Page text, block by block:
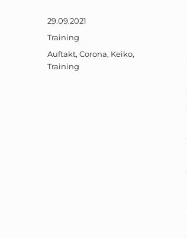
Veröffentlicht
am
29.09.2021
Kategorien
Training
Schlagwörter
Auftakt,Corona, Keiko,
Training